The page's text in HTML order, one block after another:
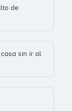
de
sin ir al